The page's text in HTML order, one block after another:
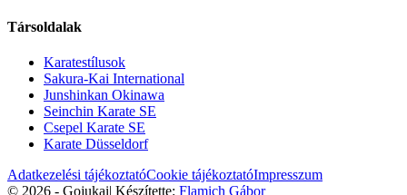
Társoldalak
Karatestílusok
Sakura-Kai International
Junshinkan Okinawa
Seinchin Karate SE
Csepel Karate SE
Karate Düsseldorf
Adatkezelési tájékoztatóCookie tájékoztatóImpresszum
© 2026 - Gojukai| Készítette: Flamich Gábor